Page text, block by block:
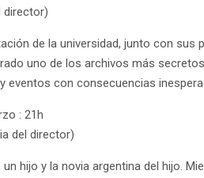
director)
de la universidad, junto con
uno de los archivos más
con consecuencias
: 21h
del director)
hijo y la novia argentina del hijo.